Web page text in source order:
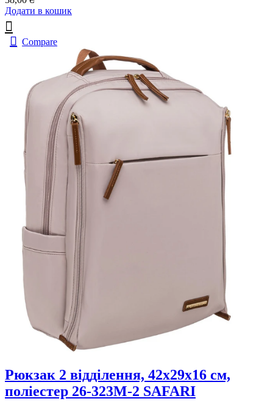
Додати в кошик
Compare
Рюкзак 2 відділення, 42x29x16 см,
поліестер 26-323M-2 SAFARI